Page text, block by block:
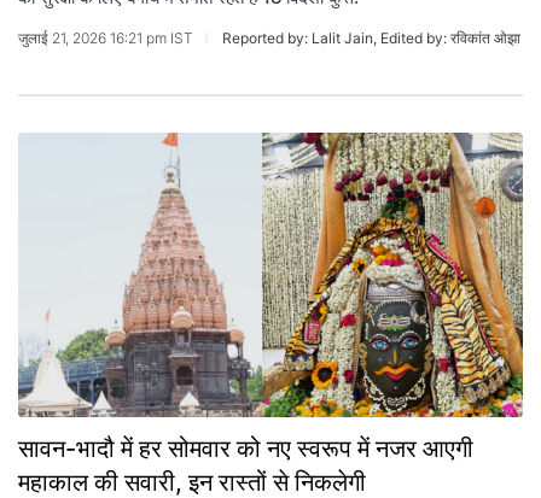
जुलाई 21, 2026 16:21 pm IST Reported by: Lalit Jain, Edited by: रविकांत ओझा
सावन-भादौ में हर सोमवार को नए स्वरूप में नजर आएगी
महाकाल की सवारी, इन रास्तों से निकलेगी